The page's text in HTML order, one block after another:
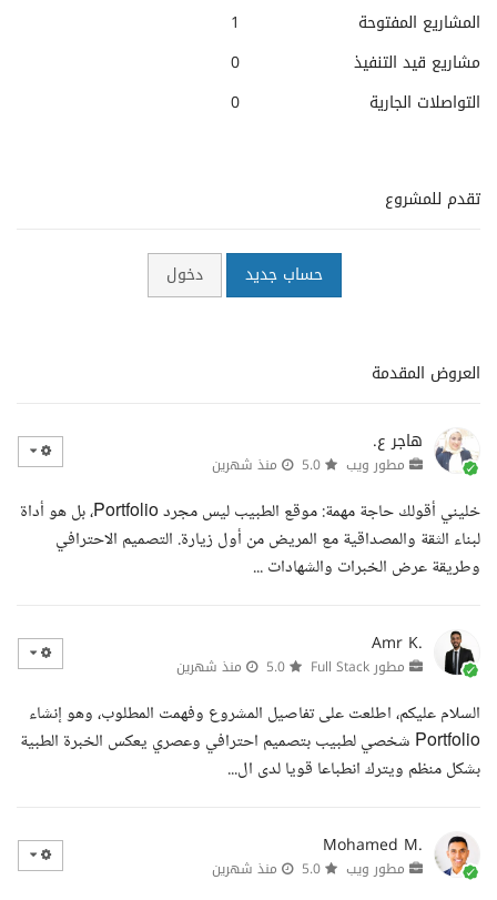
المشاريع المفتوحة
1
مشاريع قيد التنفيذ
0
التواصلات الجارية
0
تقدم للمشروع
حساب جديد دخول
العروض المقدمة
هاجر ع.
مطور ويب منذ شهرين
خليني أقولك حاجة مهمة: موقع الطبيب ليس مجرد Portfolio، بل هو أداة
لبناء الثقة والمصداقية مع المريض من أول زيارة. التصميم الاحترافي
وطريقة عرض الخبرات والشهادات ...
Amr K.
مطور Full Stack منذ شهرين
السلام عليكم، اطلعت على تفاصيل المشروع وفهمت المطلوب، وهو إنشاء
Portfolio شخصي لطبيب بتصميم احترافي وعصري يعكس الخبرة الطبية
بشكل منظم ويترك انطباعا قويا لدى ال...
Mohamed M.
مطور ويب منذ شهرين